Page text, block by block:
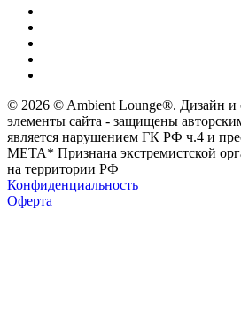
© 2026 © Ambient Lounge®. Дизайн и
элементы сайта - защищены
является нарушением ГК РФ ч.4 и
МЕТА* Признана экстремистской
на территории РФ
Конфиденциальность
Оферта